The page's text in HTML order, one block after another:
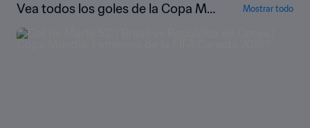
Vea todos los goles de la Copa Mu
ndial Femenina de la FIFA Canadá 2
015™
Mostrar todo